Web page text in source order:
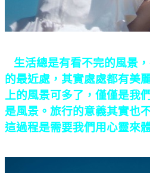
生活總是有看不完的風景
的最近處，其實處處都有美
上的風景可多了，僅僅是我
是風景。旅行的意義其實也
這過程是需要我們用心靈來